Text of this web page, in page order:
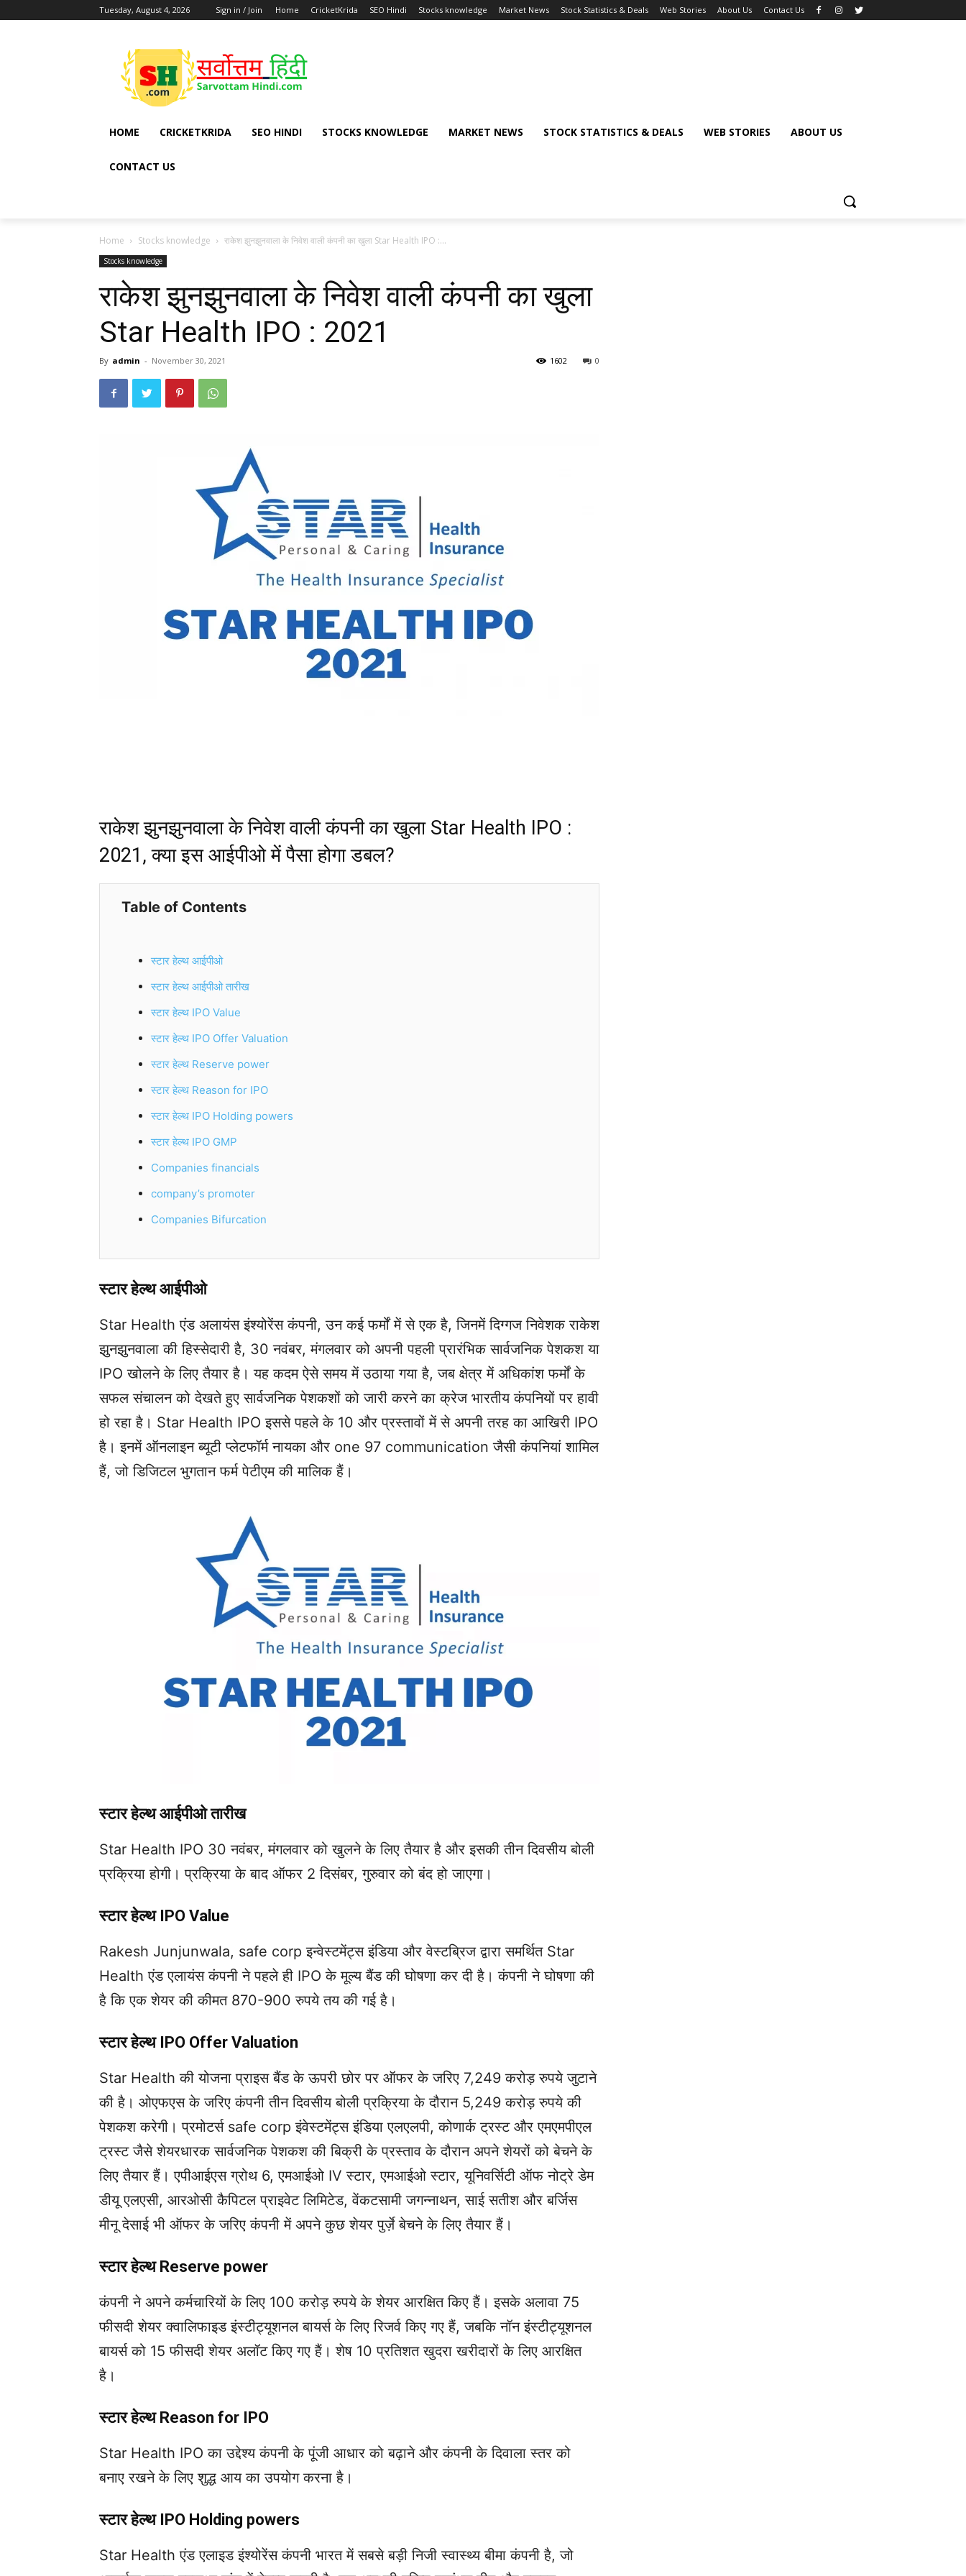
Tuesday, August 4, 2026 Sign in / Join Home CricketKrida SEO Hindi Stocks knowledge Market News Stock Statistics & Deals Web Stories About Us Contact Us
HOME CRICKETKRIDA SEO HINDI STOCKS KNOWLEDGE MARKET NEWS STOCK STATISTICS & DEALS WEB STORIES ABOUT US
CONTACT US
Home Stocks knowledge राकेश झुनझुनवाला के निवेश वाली कंपनी का खुला Star Health IPO :...
Stocks knowledge
राकेश झुनझुनवाला के निवेश वाली कंपनी का खुला
Star Health IPO : 2021
By admin - November 30, 2021 0
1602
राकेश झुनझुनवाला के निवेश वाली कंपनी का खुला Star Health IPO :
2021, क्या इस आईपीओ में पैसा होगा डबल?
Table of Contents
स्टार हेल्थ आईपीओ
स्टार हेल्थ आईपीओ तारीख
स्टार हेल्थ IPO Value
स्टार हेल्थ IPO Offer Valuation
स्टार हेल्थ Reserve power
स्टार हेल्थ Reason for IPO
स्टार हेल्थ IPO Holding powers
स्टार हेल्थ IPO GMP
Companies financials
company’s promoter
Companies Bifurcation
स्टार हेल्थ आईपीओ
Star Health एंड अलायंस इंश्योरेंस कंपनी, उन कई फर्मों में से एक है, जिनमें दिग्गज निवेशक राकेश
झुनझुनवाला की हिस्सेदारी है, 30 नवंबर, मंगलवार को अपनी पहली प्रारंभिक सार्वजनिक पेशकश या
IPO खोलने के लिए तैयार है। यह कदम ऐसे समय में उठाया गया है, जब क्षेत्र में अधिकांश फर्मों के
सफल संचालन को देखते हुए सार्वजनिक पेशकशों को जारी करने का क्रेज भारतीय कंपनियों पर हावी
हो रहा है। Star Health IPO इससे पहले के 10 और प्रस्तावों में से अपनी तरह का आखिरी IPO
है। इनमें ऑनलाइन ब्यूटी प्लेटफॉर्म नायका और one 97 communication जैसी कंपनियां शामिल
हैं, जो डिजिटल भुगतान फर्म पेटीएम की मालिक हैं।
स्टार हेल्थ आईपीओ तारीख
Star Health IPO 30 नवंबर, मंगलवार को खुलने के लिए तैयार है और इसकी तीन दिवसीय बोली
प्रक्रिया होगी। प्रक्रिया के बाद ऑफर 2 दिसंबर, गुरुवार को बंद हो जाएगा।
स्टार हेल्थ IPO Value
Rakesh Junjunwala, safe corp इन्वेस्टमेंट्स इंडिया और वेस्टब्रिज द्वारा समर्थित Star
Health एंड एलायंस कंपनी ने पहले ही IPO के मूल्य बैंड की घोषणा कर दी है। कंपनी ने घोषणा की
है कि एक शेयर की कीमत 870-900 रुपये तय की गई है।
स्टार हेल्थ IPO Offer Valuation
Star Health की योजना प्राइस बैंड के ऊपरी छोर पर ऑफर के जरिए 7,249 करोड़ रुपये जुटाने
की है। ओएफएस के जरिए कंपनी तीन दिवसीय बोली प्रक्रिया के दौरान 5,249 करोड़ रुपये की
पेशकश करेगी। प्रमोटर्स safe corp इंवेस्टमेंट्स इंडिया एलएलपी, कोणार्क ट्रस्ट और एमएमपीएल
ट्रस्ट जैसे शेयरधारक सार्वजनिक पेशकश की बिक्री के प्रस्ताव के दौरान अपने शेयरों को बेचने के
लिए तैयार हैं। एपीआईएस ग्रोथ 6, एमआईओ IV स्टार, एमआईओ स्टार, यूनिवर्सिटी ऑफ नोट्रे डेम
डीयू एलएसी, आरओसी कैपिटल प्राइवेट लिमिटेड, वेंकटसामी जगन्नाथन, साई सतीश और बर्जिस
मीनू देसाई भी ऑफर के जरिए कंपनी में अपने कुछ शेयर पुर्ज़े बेचने के लिए तैयार हैं।
स्टार हेल्थ Reserve power
कंपनी ने अपने कर्मचारियों के लिए 100 करोड़ रुपये के शेयर आरक्षित किए हैं। इसके अलावा 75
फीसदी शेयर क्वालिफाइड इंस्टीट्यूशनल बायर्स के लिए रिजर्व किए गए हैं, जबकि नॉन इंस्टीट्यूशनल
बायर्स को 15 फीसदी शेयर अलॉट किए गए हैं। शेष 10 प्रतिशत खुदरा खरीदारों के लिए आरक्षित
है।
स्टार हेल्थ Reason for IPO
Star Health IPO का उद्देश्य कंपनी के पूंजी आधार को बढ़ाने और कंपनी के दिवाला स्तर को
बनाए रखने के लिए शुद्ध आय का उपयोग करना है।
स्टार हेल्थ IPO Holding powers
Star Health एंड एलाइड इंश्योरेंस कंपनी भारत में सबसे बड़ी निजी स्वास्थ्य बीमा कंपनी है, जो